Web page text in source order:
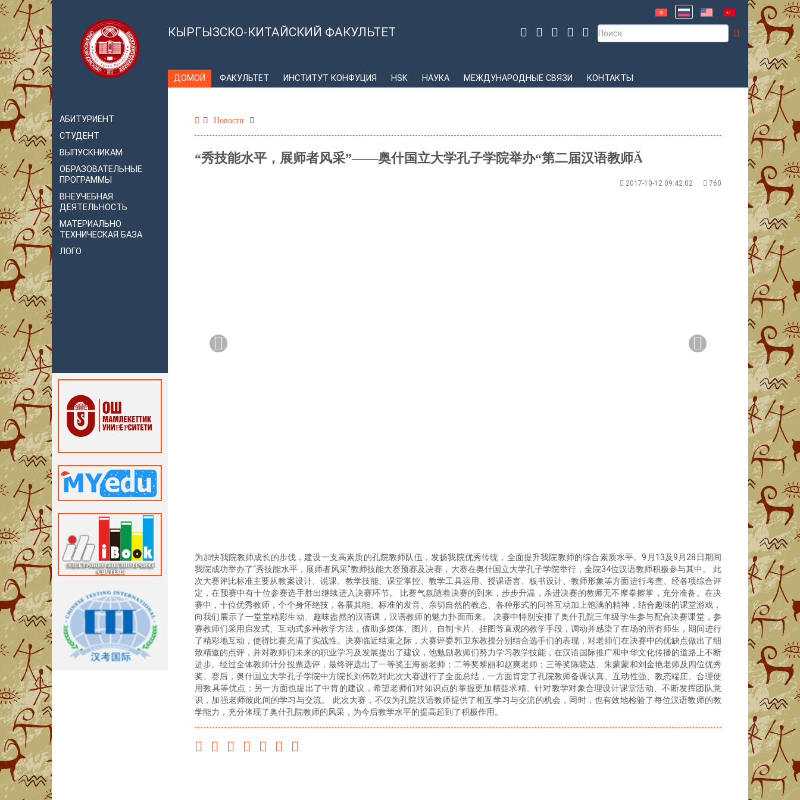
КЫРГЫЗСКО-КИТАЙСКИЙ ФАКУЛЬТЕТ
ДОМОЙ ФАКУЛЬТЕТ ИНСТИТУТ КОНФУЦИЯ HSK НАУКА МЕЖДУНАРОДНЫЕ СВЯЗИ КОНТАКТЫ
АБИТУРИЕНТ
СТУДЕНТ
ВЫПУСКНИКАМ
ОБРАЗОВАТЕЛЬНЫЕ
ПРОГРАММЫ
ВНЕУЧЕБНАЯ
ДЕЯТЕЛЬНОСТЬ
МАТЕРИАЛЬНО
ТЕХНИЧЕСКАЯ БАЗА
ЛОГО
Новости
“秀技能水平，展师者风采”——奥什国立大学孔子学院举办“第二届汉语教师Ă
2017-10-12 09:42:02 760
为加快我院教师成长的步伐，建设一支高素质的孔院教师队伍，发扬我院优秀传统，全面提升我院教师的综合素质水平。9月13及9月28日期间
我院成功举办了“秀技能水平，展师者风采”教师技能大赛预赛及决赛，大赛在奥什国立大学孔子学院举行，全院34位汉语教师积极参与其中。 此
次大赛评比标准主要从教案设计、说课、教学技能、课堂掌控、教学工具运用、授课语言、板书设计、教师形象等方面进行考查。经各项综合评
定，在预赛中有十位参赛选手胜出继续进入决赛环节。 比赛气氛随着决赛的到来，步步升温，杀进决赛的教师无不摩拳擦掌，充分准备。在决
赛中，十位优秀教师，个个身怀绝技，各展其能。标准的发音、亲切自然的教态、各种形式的问答互动加上饱满的精神，结合趣味的课堂游戏，
向我们展示了一堂堂精彩生动、趣味盎然的汉语课，汉语教师的魅力扑面而来。 决赛中特别安排了奥什孔院三年级学生参与配合决赛课堂，参
赛教师们采用启发式、互动式多种教学方法，借助多媒体、图片、自制卡片、挂图等直观的教学手段，调动并感染了在场的所有师生，期间进行
了精彩地互动，使得比赛充满了实战性。决赛临近结束之际，大赛评委郭卫东教授分别结合选手们的表现，对老师们在决赛中的优缺点做出了细
致精道的点评，并对教师们未来的职业学习及发展提出了建议，他勉励教师们努力学习教学技能，在汉语国际推广和中华文化传播的道路上不断
进步。经过全体教师计分投票选评，最终评选出了一等奖王海丽老师；二等奖黎丽和赵爽老师；三等奖陈晓达、朱蒙蒙和刘金艳老师及四位优秀
奖。赛后，奥什国立大学孔子学院中方院长刘伟乾对此次大赛进行了全面总结，一方面肯定了孔院教师备课认真、互动性强、教态端庄、合理使
用教具等优点；另一方面也提出了中肯的建议，希望老师们对知识点的掌握更加精益求精、针对教学对象合理设计课堂活动、不断发挥团队意
识，加强老师彼此间的学习与交流。 此次大赛，不仅为孔院汉语教师提供了相互学习与交流的机会，同时，也有效地检验了每位汉语教师的教
学能力，充分体现了奥什孔院教师的风采，为今后教学水平的提高起到了积极作用。